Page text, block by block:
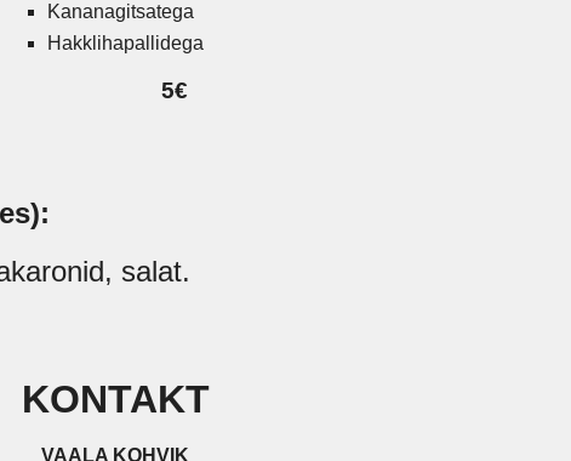
Kananagitsatega
Hakklihapallidega
5€
salat.
KONTAKT
VAALA KOHVIK